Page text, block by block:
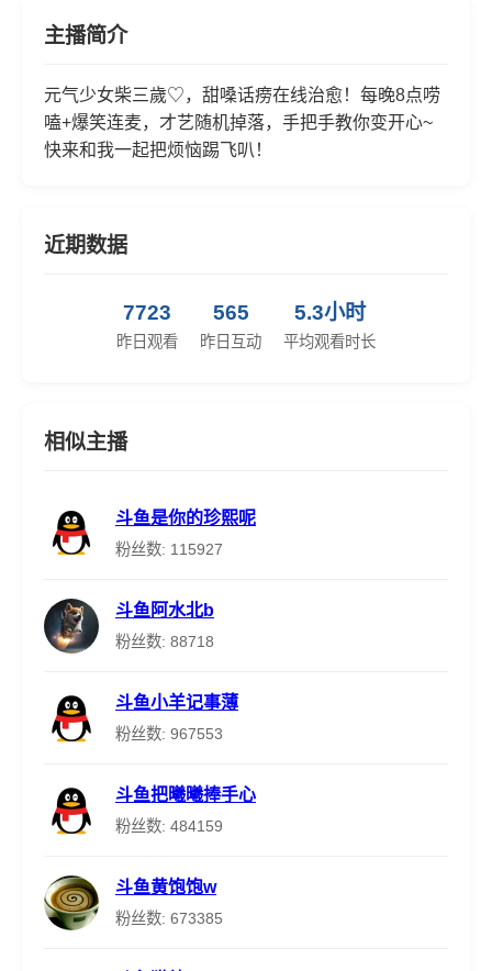
主播简介
元气少女柴三歲♡，甜嗓话痨在线治愈！每晚8点唠
嗑+爆笑连麦，才艺随机掉落，手把手教你变开心~
快来和我一起把烦恼踢飞叭！
近期数据
7723
昨日观看
565
昨日互动
5.3小时
平均观看时长
相似主播
斗鱼是你的珍熙呢
粉丝数: 115927
斗鱼阿水北b
粉丝数: 88718
斗鱼小羊记事薄
粉丝数: 967553
斗鱼把曦曦捧手心
粉丝数: 484159
斗鱼黄饱饱w
粉丝数: 673385